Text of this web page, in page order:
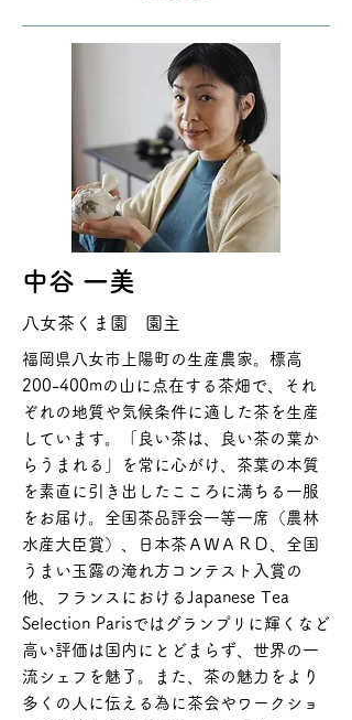
中谷 一美
八女茶くま園 園主
福岡県八女市上陽町の生産農家。標高
200-400mの山に点在する茶畑で、それ
ぞれの地質や気候条件に適した茶を生産
しています。「良い茶は、良い茶の葉か
らうまれる」を常に心がけ、茶葉の本質
を素直に引き出したこころに満ちる一服
をお届け。全国茶品評会一等一席（農林
水産大臣賞）、日本茶ＡＷＡＲＤ、全国
うまい玉露の淹れ方コンテスト入賞の
他、フランスにおけるJapanese Tea
Selection Parisではグランプリに輝くなど
高い評価は国内にとどまらず、世界の一
流シェフを魅了。また、茶の魅力をより
多くの人に伝える為に茶会やワークショ